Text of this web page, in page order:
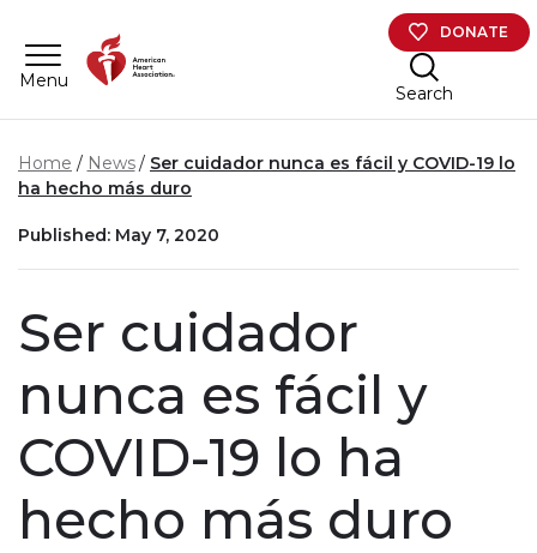
Menu
DONATE
Search
Home News
Ser cuidador nunca es fácil y COVID-19 lo
ha hecho más duro
Published: May 7, 2020
Ser cuidador
nunca es fácil y
COVID-19 lo ha
hecho más duro